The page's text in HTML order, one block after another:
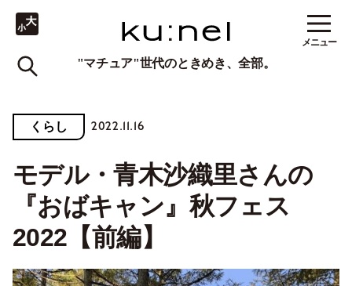
"マチュア"世代のときめき、全部。
メニュー
くらし 2022.11.16
モデル・青木沙織里さんの
『おばキャン』秋フェス
2022【前編】